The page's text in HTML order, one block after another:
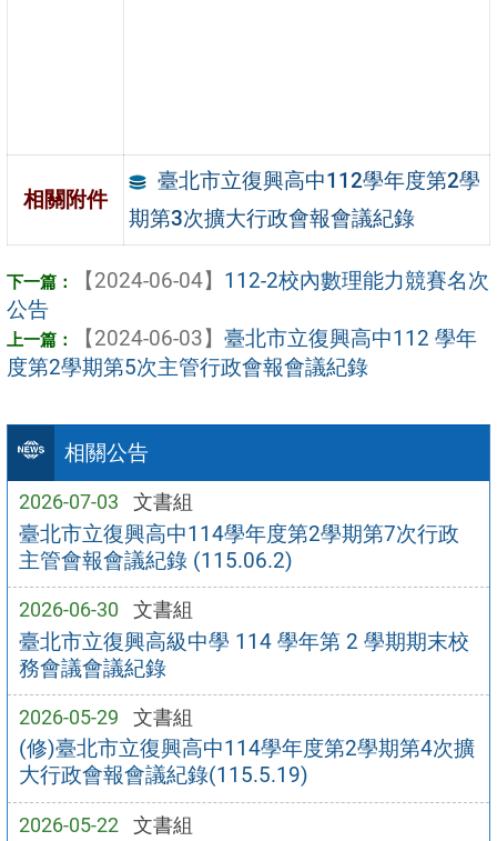
相關公告
2026-07-03 文書組
臺北市立復興高中114學年度第2學期第7次行政
主管會報會議紀錄 (115.06.2)
2026-06-30 文書組
臺北市立復興高級中學 114 學年第 2 學期期末校
務會議會議紀錄
2026-05-29 文書組
(修)臺北市立復興高中114學年度第2學期第4次擴
大行政會報會議紀錄(115.5.19)
2026-05-22 文書組
相關附件
臺北市立復興高中112學年度第2學
期第3次擴大行政會報會議紀錄
【2024-06-04】 112-2校內數理能力競賽名次
公告
【2024-06-03】 臺北市立復興高中112 學年
度第2學期第5次主管行政會報會議紀錄